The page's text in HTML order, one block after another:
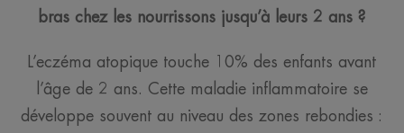
bras chez les nourrissons jusqu’à leurs 2 ans ?
L’eczéma atopique touche 10% des enfants avant
l’âge de 2 ans. Cette maladie inflammatoire se
développe souvent au niveau des zones rebondies :